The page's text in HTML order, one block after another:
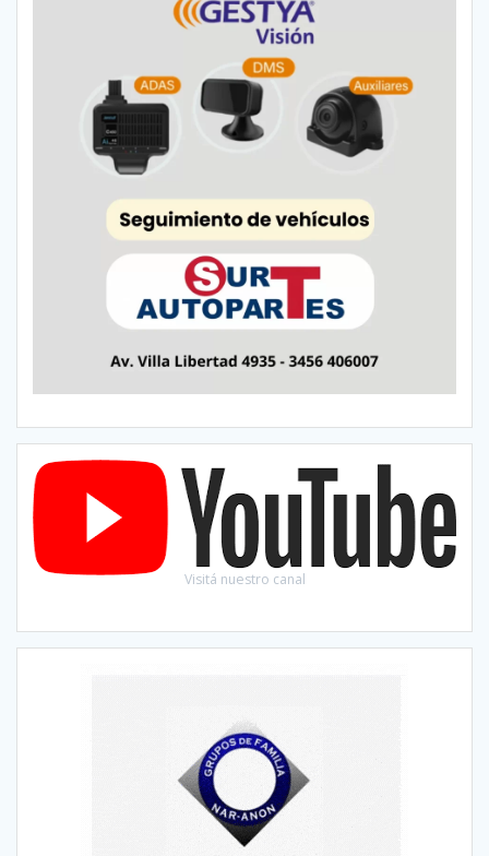
Visitá nuestro canal